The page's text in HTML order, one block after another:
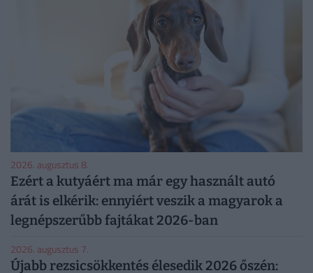
2026. augusztus 8.
Ezért a kutyáért ma már egy használt autó
árát is elkérik: ennyiért veszik a magyarok a
legnépszerűbb fajtákat 2026-ban
2026. augusztus 7.
Újabb rezsicsökkentés élesedik 2026 őszén: